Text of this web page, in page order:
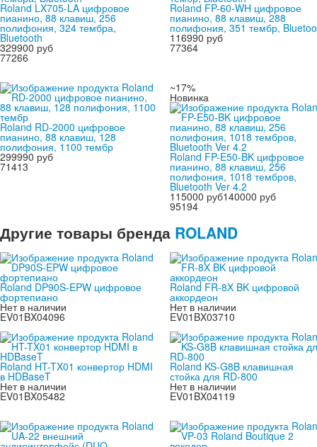
Roland LX705-LA цифровое
пианино, 88 клавиш, 256
полифония, 324 тембра,
Bluetooth
329900 руб
77266
Roland FP-60-WH цифровое
пианино, 88 клавиш, 288
полифония, 351 тембр,
116990 руб
77364
Roland RD-2000 цифровое
пианино, 88 клавиш, 128
полифония, 1100 тембр
299990 руб
71413
~17%
Новинка
Roland FP-E50-BK цифровое
пианино, 88 клавиш, 256
полифония, 1018 тембров,
Bluetooth Ver 4.2
115000 руб140000 руб
95194
Другие товары бренда ROLAND
Roland DP90S-EPW цифровое
фортепиано
Нет в наличии
EV01BX04096
Roland FR-8X BK цифровой
аккордеон
Нет в наличии
EV01BX03710
Roland HT-TX01 конвертор HDMI
в HDBaseT
Нет в наличии
EV01BX05482
Roland KS-G8B клавишная
стойка для RD-800
Нет в наличии
EV01BX04119